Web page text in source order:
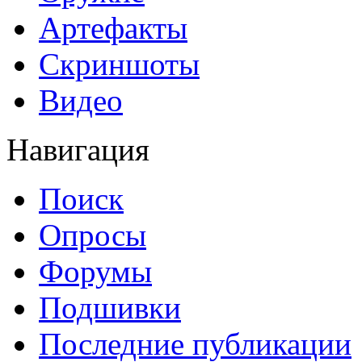
Артефакты
Скриншоты
Видео
Навигация
Поиск
Опросы
Форумы
Подшивки
Последние публикации